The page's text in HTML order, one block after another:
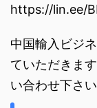
https://lin.ee/
中国輸入ビジ
ていただきま
い合わせ下さい